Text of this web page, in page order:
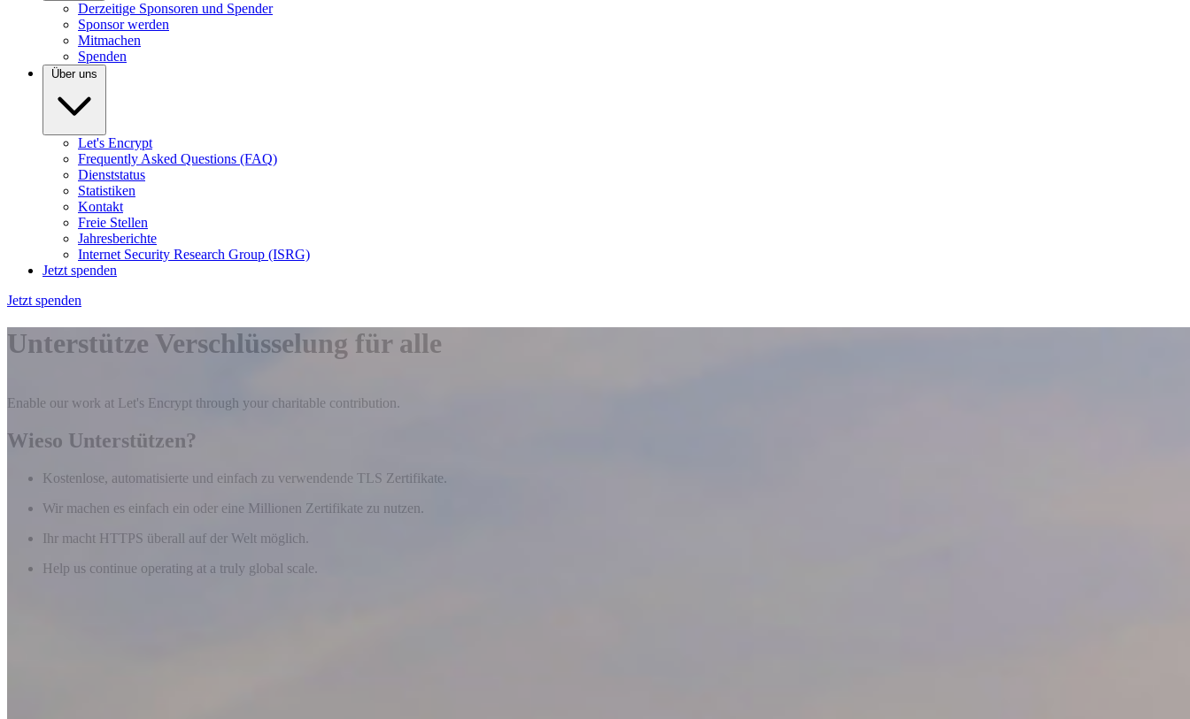
Derzeitige Sponsoren und Spender
Sponsor werden
Mitmachen
Spenden
Über uns
Let's Encrypt
Frequently Asked Questions (FAQ)
Dienststatus
Statistiken
Kontakt
Freie Stellen
Jahresberichte
Internet Security Research Group (ISRG)
Jetzt spenden
Jetzt spenden
Unterstütze Verschlüsselung für alle
Enable our work at Let's Encrypt through your charitable contribution.
Wieso Unterstützen?
Kostenlose, automatisierte und einfach zu verwendende TLS Zertifikate.
Wir machen es einfach ein oder eine Millionen Zertifikate zu nutzen.
Ihr macht HTTPS überall auf der Welt möglich.
Help us continue operating at a truly global scale.